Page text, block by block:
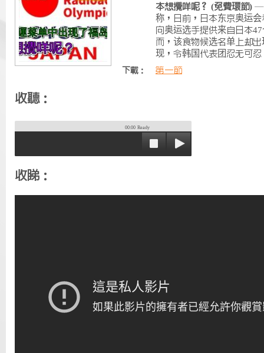
本想攪咩呢？ (免費環節) —
称，日前，日本东京奥运
向奥运选手提供来自日本
而，该食物候选名单上却
现，令韩国代表团忍无可
下載： 第一節
收聽：
00:00 Ready
收睇：